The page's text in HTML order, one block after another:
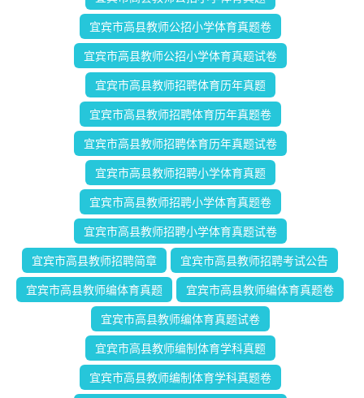
宜宾市高县教师公招小学体育真题卷
宜宾市高县教师公招小学体育真题试卷
宜宾市高县教师招聘体育历年真题
宜宾市高县教师招聘体育历年真题卷
宜宾市高县教师招聘体育历年真题试卷
宜宾市高县教师招聘小学体育真题
宜宾市高县教师招聘小学体育真题卷
宜宾市高县教师招聘小学体育真题试卷
宜宾市高县教师招聘简章 宜宾市高县教师招聘考试公告
宜宾市高县教师编体育真题 宜宾市高县教师编体育真题卷
宜宾市高县教师编体育真题试卷
宜宾市高县教师编制体育学科真题
宜宾市高县教师编制体育学科真题卷